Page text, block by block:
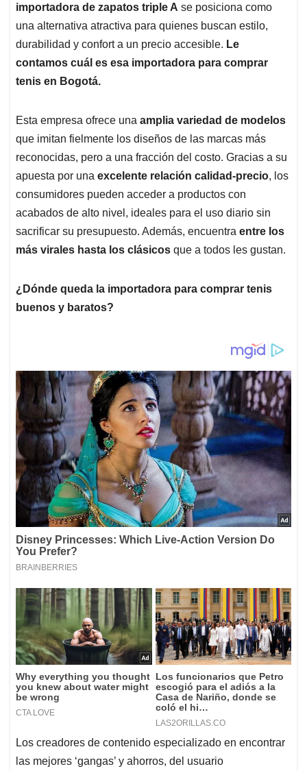
importadora de zapatos triple A se posiciona como
una alternativa atractiva para quienes buscan estilo,
durabilidad y confort a un precio accesible. Le
contamos cuál es esa importadora para comprar
tenis en Bogotá.
Esta empresa ofrece una amplia variedad de modelos
que imitan fielmente los diseños de las marcas más
reconocidas, pero a una fracción del costo. Gracias a su
apuesta por una excelente relación calidad-precio, los
consumidores pueden acceder a productos con
acabados de alto nivel, ideales para el uso diario sin
sacrificar su presupuesto. Además, encuentra entre los
más virales hasta los clásicos que a todos les gustan.
¿Dónde queda la importadora para comprar tenis
buenos y baratos?
Los creadores de contenido especializado en encontrar
las mejores ‘gangas’ y ahorros, del usuario